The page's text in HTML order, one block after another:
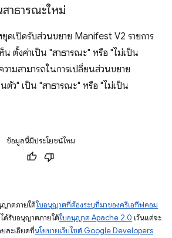
าธารณะใหม่
ดเปิดรับส่วนขยาย Manifest V2 รายการ
ตั้งค่าเป็น "สาธารณะ" หรือ "ไม่เป็น
ามสามารถในการเปลี่ยนส่วนขยาย
ตัว" เป็น "สาธารณะ" หรือ "ไม่เป็น
ข้อมูลนี้มีประโยชน์ไหม
ญาตภายใต้ใบอนุญาตที่ต้องระบุที่มาของครีเอทีฟคอม
ด้รับอนุญาตภายใต้ใบอนุญาต Apache 2.0 เว้นแต่จะ
ยละเอียดที่นโยบายเว็บไซต์ Google Developers